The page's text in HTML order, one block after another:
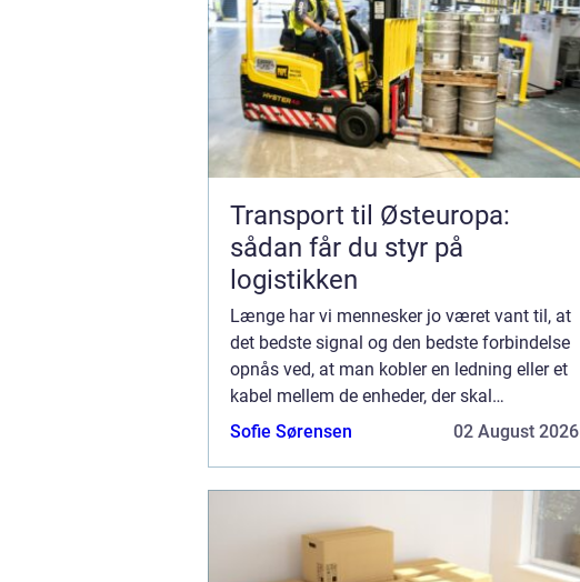
Transport til Østeuropa:
sådan får du styr på
logistikken
Længe har vi mennesker jo været vant til, at
det bedste signal og den bedste forbindelse
opnås ved, at man kobler en ledning eller et
kabel mellem de enheder, der skal
kommunikere sammen. Trådløs
Sofie Sørensen 02 August 2026